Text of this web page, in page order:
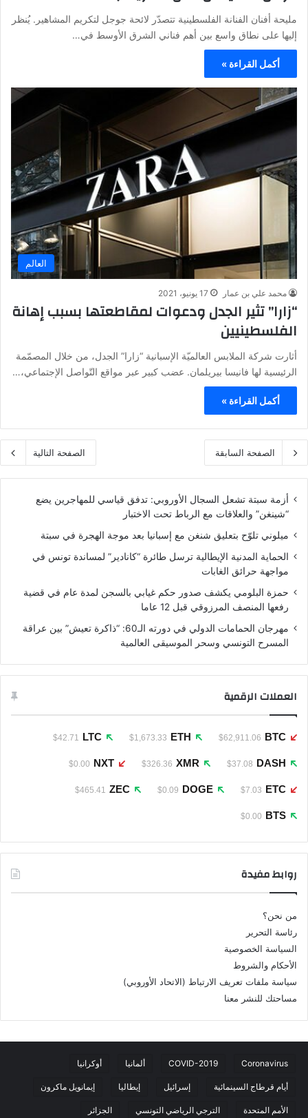
مليحة أفنان الفنانة الفلسطينية تتصدّر لائحة جوجل لتكريم المشاهير. يُنظر
إليها على نطاق واسع بين أهم فناني الشرق الأوسط في…
أكمل القراءة »
العالم
محمد علي بن عمار 17 يونيو، 2021
“زارا” تثير الجدل ودعوات لمقاطعتها بسبب إهانة
الفلسطينيين
أثارت شركة الملابس العالميّة الإسبانية “زارا” الجدل، من خلال المصمّمة
الرئيسية لها فانيسا بيريلمان. عضب كبير عبر مواقع التّواصل الإجتماعي،…
أكمل القراءة »
الصفحة السابقة الصفحة التالية
أزمة سبتة تشعل السجال الأوروبي: تدفق قياسي للمهاجرين يضع
“شينغن” والعلاقات مع الرباط تحت الاختبار
ميلوني تلوّح بتعليق شنغن مع إسبانيا بعد موجة الهجرة في سبتة
الحماية المدنية الإيطالية ترسل طائرة “كانادير” لمساندة تونس في
مواجهة حرائق الغابات
حمزة البلومي يكشف صدور حكم غيابي بالسجن لمدة عام في قضية
رفعها المنصف المرزوقي قبل 12 عاما
مهرجان الحمامات الدولي في دورته الـ60: “ذاكرة تعيش” بين عراقة
المسرح التونسي وسحر الموسيقى العالمية
العملات الرقمية
BTC
$62,911.06
ETH
$1,673.33
LTC
$42.71
DASH
$37.08
XMR
$326.36
NXT
$0.00
ETC
$7.03
DOGE
$0.09
ZEC
$465.41
BTS
$0.00
روابط مفيدة
من نحن؟
رئاسة التحرير
السياسة الخصوصية
الأحكام والشروط
سياسة ملفات تعريف الارتباط (الاتحاد الأوروبي)
مساحتك للنشر معنا
Coronavirus
COVID-2019 ألمانيا أوكرانيا
أيام قرطاج السينمائية إسرائيل إيطاليا إيمانويل ماكرون
الأمم المتحدة الترجي الرياضي التونسي الجزائر